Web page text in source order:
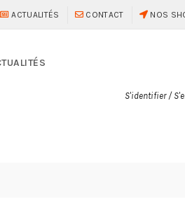
ACTUALITÉS CONTACT NOS
S'identifier /